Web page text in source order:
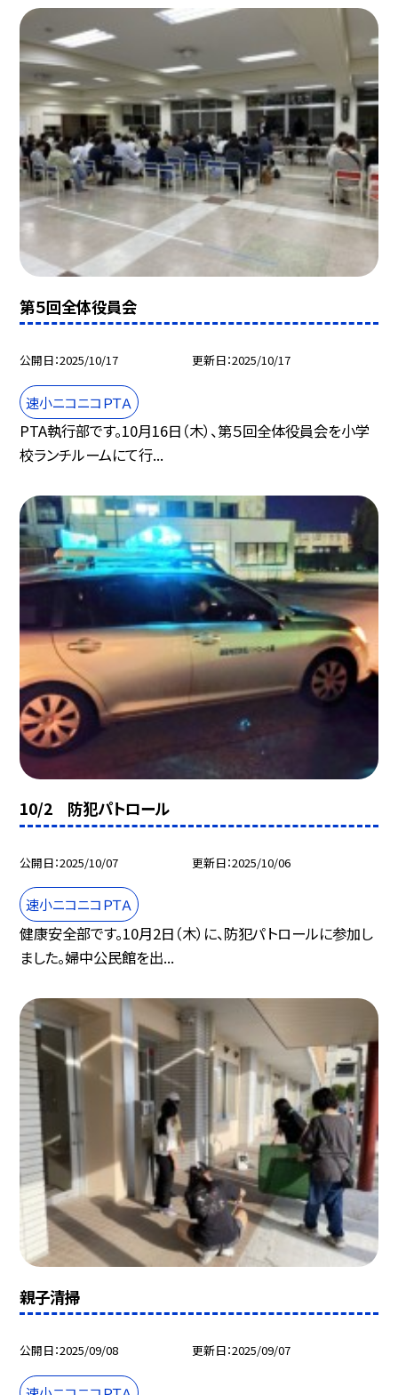
第５回全体役員会
公開日 2025/10/17 更新日 2025/10/17
速小ニコニコＰＴＡ
PTA執行部です。10月16日（木）、第５回全体役員会を小学
校ランチルームにて行...
10/2 防犯パトロール
公開日 2025/10/07 更新日 2025/10/06
速小ニコニコＰＴＡ
健康安全部です。10月2日（木）に、防犯パトロールに参加し
ました。婦中公民館を出...
親子清掃
公開日 2025/09/08 更新日 2025/09/07